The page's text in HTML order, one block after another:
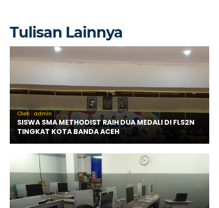
Tulisan Lainnya
Oleh : admin
SISWA SMA METHODIST RAIH DUA MEDALI DI FLS2N
TINGKAT KOTA BANDA ACEH